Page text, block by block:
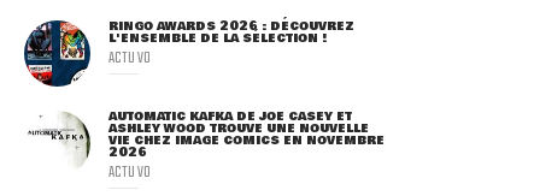
RINGO AWARDS 2026 : DÉCOUVREZ
L'ENSEMBLE DE LA SÉLECTION !
ACTU VO
AUTOMATIC KAFKA DE JOE CASEY ET
ASHLEY WOOD TROUVE UNE NOUVELLE
VIE CHEZ IMAGE COMICS EN NOVEMBRE
2026
ACTU VO